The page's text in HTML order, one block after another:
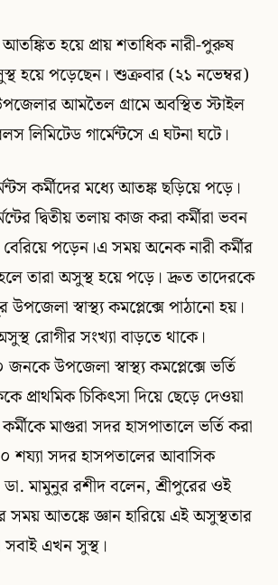
হয়ে প্রায় শতাধিক নারী-পুরুষ
হয়ে পড়েছেন। শুক্রবার (২১ নভেম্বর)
আমতৈল গ্রামে অবস্থিত স্টাইল
লিমিটেড গার্মেন্টসে এ ঘটনা ঘটে।
কর্মীদের মধ্যে আতঙ্ক ছড়িয়ে পড়ে।
দ্বিতীয় তলায় কাজ করা কর্মীরা ভবন
বেরিয়ে পড়েন।এ সময় অনেক নারী কর্মীর
তারা অসুস্থ হয়ে পড়ে। দ্রুত তাদেরকে
উপজেলা স্বাস্থ্য কমপ্লেক্সে পাঠানো হয়।
রোগীর সংখ্যা বাড়তে থাকে।
উপজেলা স্বাস্থ্য কমপ্লেক্সে ভর্তি
প্রাথমিক চিকিৎসা দিয়ে ছেড়ে দেওয়া
মাগুরা সদর হাসপাতালে ভর্তি করা
শয্যা সদর হাসপতালের আবাসিক
ডা. মামুনুর রশীদ বলেন, শ্রীপুরের ওই
সময় আতঙ্কে জ্ঞান হারিয়ে এই অসুস্থতার
সবাই এখন সুস্থ।